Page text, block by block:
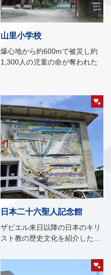
山里小学校
爆心地から約600mで被災し約
1,300人の児童の命が奪われた
日本二十六聖人記念館
ザビエル来日以降の日本のキリ
スト教の歴史文化を紹介した資